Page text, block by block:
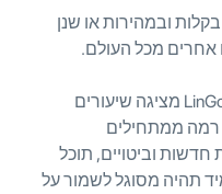
ובמהירות או שנן
אחרים מכל העולם.
אפליקציית לימוד שפות זרות LinGo Play מציגה שיעורים
רמה ממתחילים
וביטויים, תוכל
תהיה מסוגל לשמור על